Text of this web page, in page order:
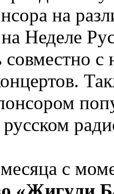
на
Неделе
совместно
с